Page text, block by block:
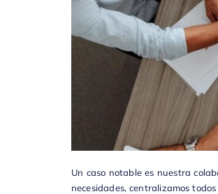
Un caso notable es nuestra
necesidades, centralizamos